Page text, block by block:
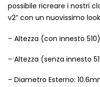
possibile ricreare i nostri
v2” con un nuovissimo
– Altezza (con innesto
– Altezza (senza innesto
– Diametro Esterno: